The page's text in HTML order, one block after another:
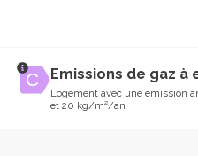
Emissions de gaz à
Logement avec une emission
et 20 kg/m²/an